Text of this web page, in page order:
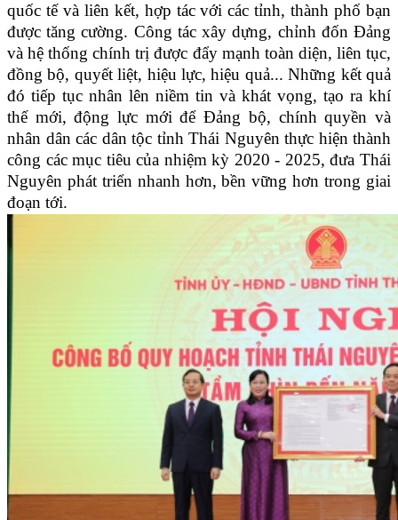
quốc tế và liên kết, hợp tác với các tỉnh, thành phố bạn
được tăng cường. Công tác xây dựng, chỉnh đốn Đảng
và hệ thống chính trị được đẩy mạnh toàn diện, liên tục,
đồng bộ, quyết liệt, hiệu lực, hiệu quả... Những kết quả
đó tiếp tục nhân lên niềm tin và khát vọng, tạo ra khí
thế mới, động lực mới để Đảng bộ, chính quyền và
nhân dân các dân tộc tỉnh Thái Nguyên thực hiện thành
công các mục tiêu của nhiệm kỳ 2020 - 2025, đưa Thái
Nguyên phát triển nhanh hơn, bền vững hơn trong giai
đoạn tới.